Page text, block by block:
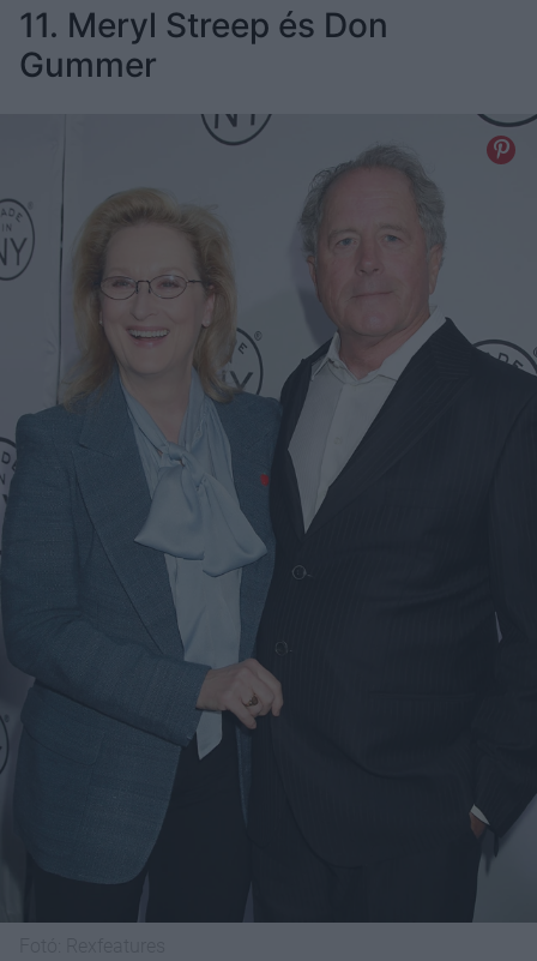
11. Meryl Streep és Don
Gummer